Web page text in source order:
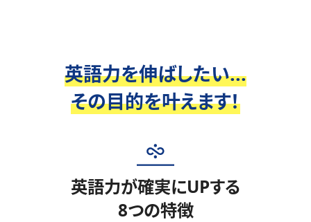
英語力を伸ばしたい...
その目的を叶えます！
英語力が確実にUPする
8つの特徴